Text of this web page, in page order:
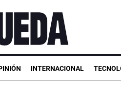
INTERNACIONAL